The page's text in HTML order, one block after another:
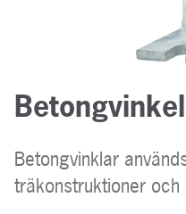
Betongvinklar
träkonstruktioner och